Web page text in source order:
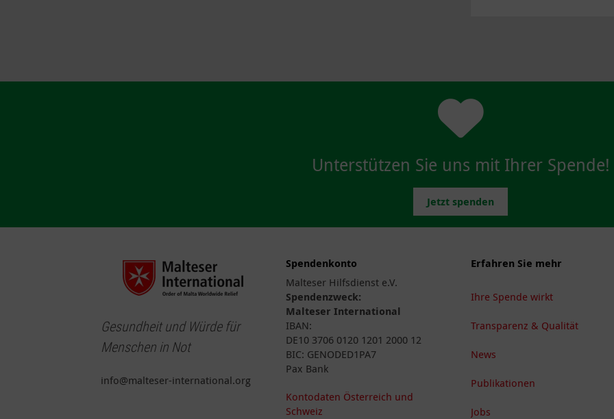
Unterstützen Sie uns mit Ihrer Spende!
Jetzt spenden
Gesundheit und Würde für
Menschen in Not
info@malteser-international.org
Spendenkonto
Malteser Hilfsdienst e.V.
Spendenzweck:
Malteser International
IBAN:
DE10 3706 0120 1201 2000 12
BIC: GENODED1PA7
Pax Bank
Kontodaten Österreich und
Schweiz
Erfahren Sie mehr
Ihre Spende wirkt
Transparenz & Qualität
News
Publikationen
Jobs